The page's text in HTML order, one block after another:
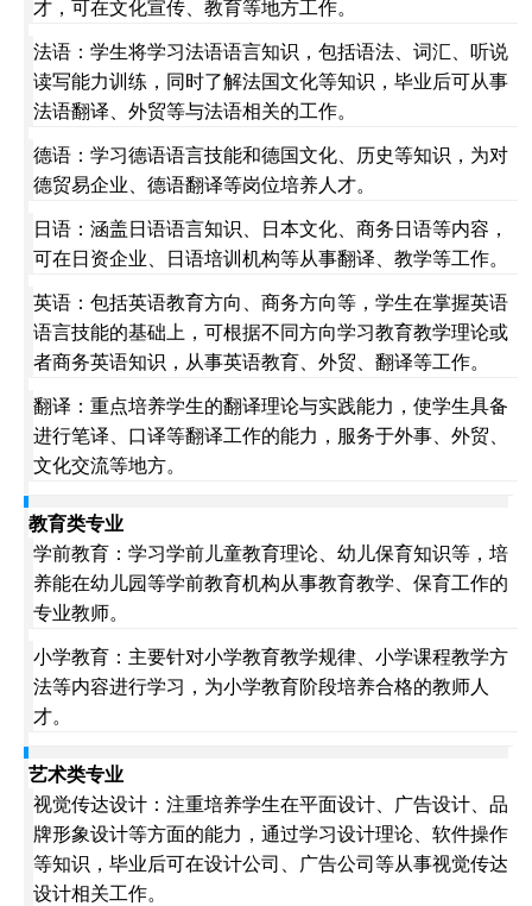
才，可在文化宣传、教育等地方工作。
法语：学生将学习法语语言知识，包括语法、词汇、听说
读写能力训练，同时了解法国文化等知识，毕业后可从事
法语翻译、外贸等与法语相关的工作。
德语：学习德语语言技能和德国文化、历史等知识，为对
德贸易企业、德语翻译等岗位培养人才。
日语：涵盖日语语言知识、日本文化、商务日语等内容，
可在日资企业、日语培训机构等从事翻译、教学等工作。
英语：包括英语教育方向、商务方向等，学生在掌握英语
语言技能的基础上，可根据不同方向学习教育教学理论或
者商务英语知识，从事英语教育、外贸、翻译等工作。
翻译：重点培养学生的翻译理论与实践能力，使学生具备
进行笔译、口译等翻译工作的能力，服务于外事、外贸、
文化交流等地方。
教育类专业
学前教育：学习学前儿童教育理论、幼儿保育知识等，培
养能在幼儿园等学前教育机构从事教育教学、保育工作的
专业教师。
小学教育：主要针对小学教育教学规律、小学课程教学方
法等内容进行学习，为小学教育阶段培养合格的教师人
才。
艺术类专业
视觉传达设计：注重培养学生在平面设计、广告设计、品
牌形象设计等方面的能力，通过学习设计理论、软件操作
等知识，毕业后可在设计公司、广告公司等从事视觉传达
设计相关工作。